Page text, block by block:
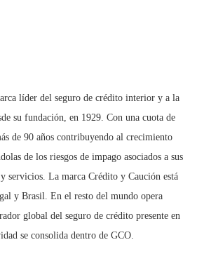
líder del seguro de crédito interior y a la
su fundación, en 1929. Con una cuota de
de 90 años contribuyendo al crecimiento
de los riesgos de impago asociados a sus
servicios. La marca Crédito y Caución está
y Brasil. En el resto del mundo opera
global del seguro de crédito presente en
se consolida dentro de GCO.